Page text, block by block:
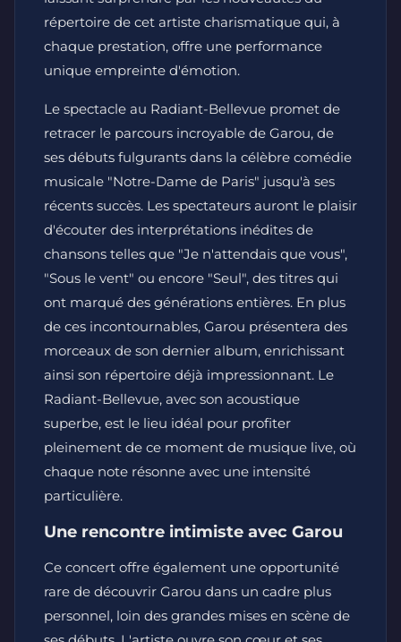
répertoire de cet artiste charismatique qui, à
chaque prestation, offre une performance
unique empreinte d'émotion.
Le spectacle au Radiant-Bellevue promet de
retracer le parcours incroyable de Garou, de
ses débuts fulgurants dans la célèbre comédie
musicale "Notre-Dame de Paris" jusqu'à ses
récents succès. Les spectateurs auront le plaisir
d'écouter des interprétations inédites de
chansons telles que "Je n'attendais que vous",
"Sous le vent" ou encore "Seul", des titres qui
ont marqué des générations entières. En plus
de ces incontournables, Garou présentera des
morceaux de son dernier album, enrichissant
ainsi son répertoire déjà impressionnant. Le
Radiant-Bellevue, avec son acoustique
superbe, est le lieu idéal pour profiter
pleinement de ce moment de musique live, où
chaque note résonne avec une intensité
particulière.
Une rencontre intimiste avec Garou
Ce concert offre également une opportunité
rare de découvrir Garou dans un cadre plus
personnel, loin des grandes mises en scène de